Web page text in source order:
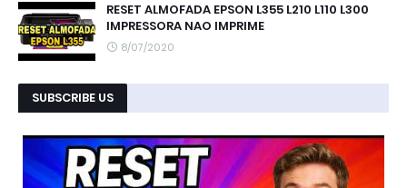
RESET ALMOFADA EPSON L355 L210 L110 L300
IMPRESSORA NAO IMPRIME
8/07/2020
SUBSCRIBE US